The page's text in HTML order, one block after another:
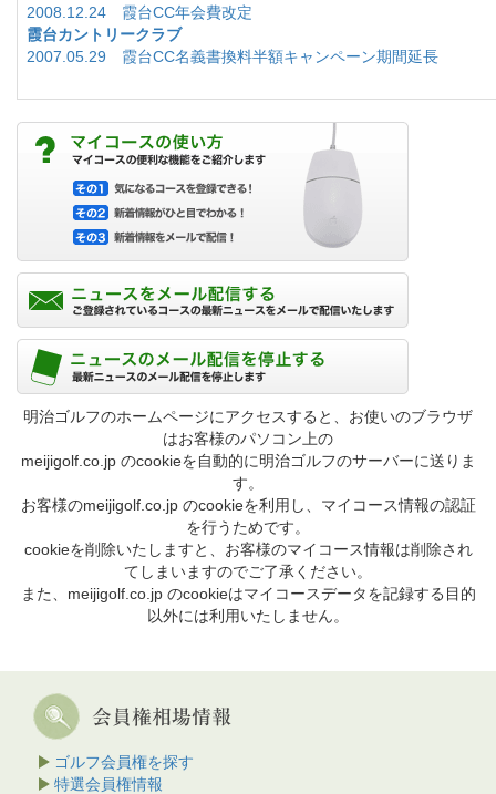
2008.12.24 霞台CC年会費改定
霞台カントリークラブ
2007.05.29 霞台CC名義書換料半額キャンペーン期間延長
明治ゴルフのホームページにアクセスすると、お使いのブラウザ
はお客様のパソコン上の
meijigolf.co.jp のcookieを自動的に明治ゴルフのサーバーに送りま
す。
お客様のmeijigolf.co.jp のcookieを利用し、マイコース情報の認証
を行うためです。
cookieを削除いたしますと、お客様のマイコース情報は削除され
てしまいますのでご了承ください。
また、meijigolf.co.jp のcookieはマイコースデータを記録する目的
以外には利用いたしません。
ゴルフ会員権を探す
特選会員権情報